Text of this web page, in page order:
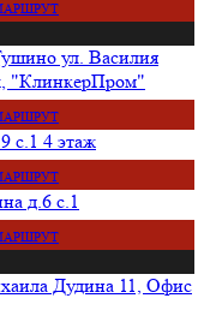
ул. Василия
"КлинкерПром"
с.1 4 этаж
д.6 с.1
Дудина 11, Офис